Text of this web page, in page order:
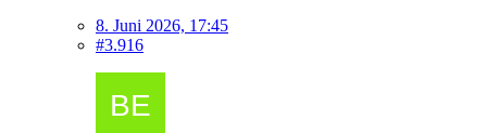
8. Juni 2026, 17:45
#3.916